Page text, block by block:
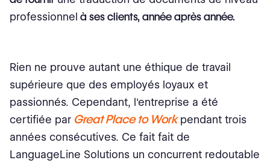
professionnel à ses clients, année après année.
Rien ne prouve autant une éthique de travail
supérieure que des employés loyaux et
passionnés. Cependant, l'entreprise a été
certifiée par Great Place to Workpendant trois
années consécutives. Ce fait fait de
LanguageLine Solutions un concurrent redoutable